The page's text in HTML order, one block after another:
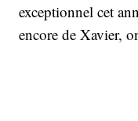
exceptionnel cet
encore de Xavier,